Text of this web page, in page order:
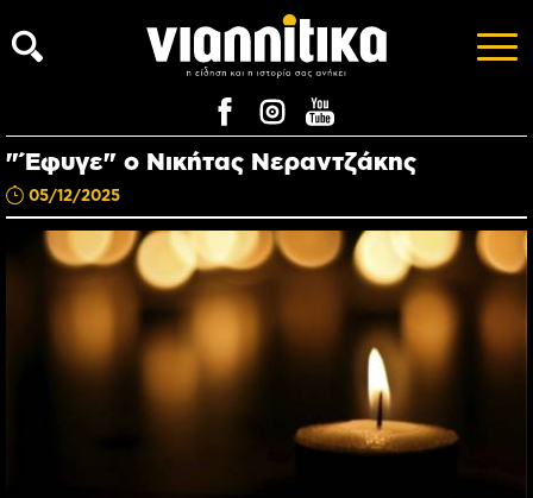
"Έφυγε" ο Νικήτας Νεραντζάκης
05/12/2025